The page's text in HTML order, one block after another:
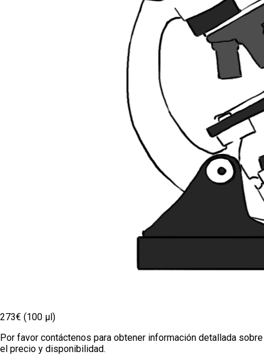
273€ (100 µl)
Por favor contáctenos para obtener información detallada sobre
el precio y disponibilidad.